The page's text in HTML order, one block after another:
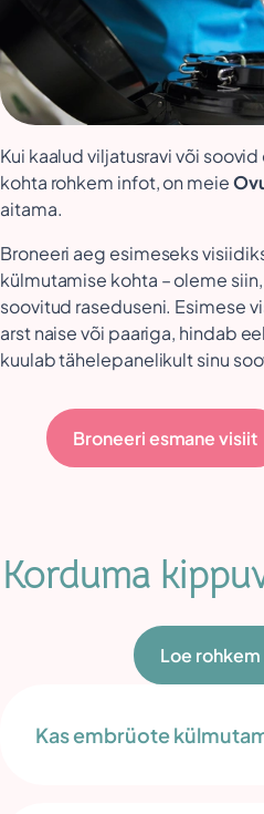
Kui kaalud viljatusravi või
kohta rohkem infot, on meie
aitama.
Broneeri aeg esimeseks
külmutamise kohta – oleme
soovitud raseduseni. Esimese
arst naise või paariga, hindab
kuulab tähelepanelikult sinu
Broneeri esmane visiit
Korduma
Loe
Kas embrüote